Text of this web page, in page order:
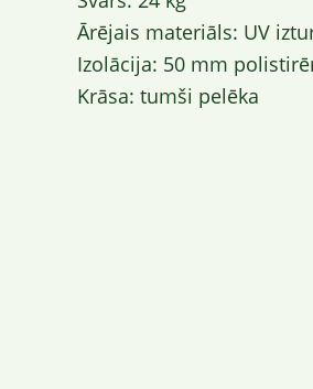
Ārējais materiāls: UV
Izolācija: 50 mm
Krāsa: tumši pelēka